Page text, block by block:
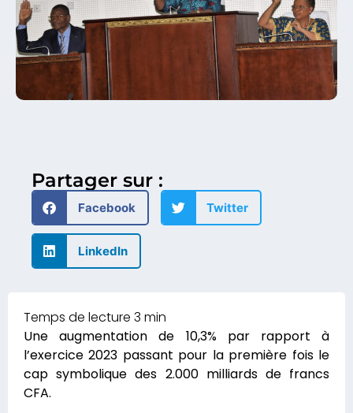
Partager sur :
Facebook Twitter
LinkedIn
Une augmentation de 10,3% par rapport à
l’exercice 2023 passant pour la première fois le
cap symbolique des 2.000 milliards de francs
CFA.